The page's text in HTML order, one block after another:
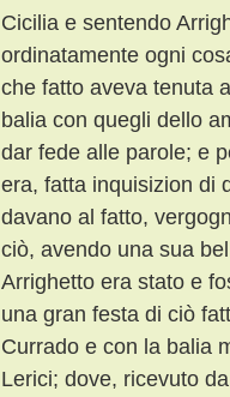
Cicilia e sentendo
ordinatamente ogni
che fatto aveva tenuta
balia con quegli dello
dar fede alle parole; e
era, fatta inquisizion di
davano al fatto,
ciò, avendo una sua
Arrighetto era stato e
una gran festa di ciò
Currado e con la balia
Lerici; dove, ricevuto